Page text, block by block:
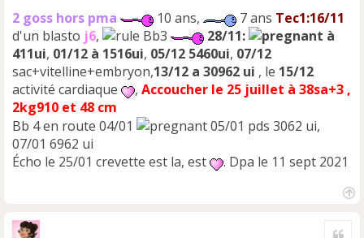
n
l
u
2 goss hors pma 10 ans, 7 ans Tec1:16/11
d'un blasto j6, Bb3 28/11:
à
411ui, 01/12 à 1516ui, 05/12 5460ui, 07/12
sac+vitelline+embryon,13/12 a 30962 ui , le 15/12
activité cardiaque
, Accoucher le 25 juillet à 38sa+3 ,
2kg910 et 48 cm
Bb 4 en route 04/01
05/01 pds 3062 ui,
07/01 6962 ui
Écho le 25/01 crevette est la, est
. Dpa le 11 sept 2021